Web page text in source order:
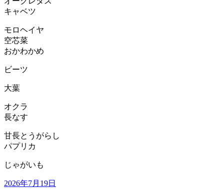
キャベツ
モロヘイヤ
空芯菜
おかわかめ
ビーツ
大葉
オクラ
長なす
甘長とうがらし
パプリカ
じゃがいも
投
2026年7月19日